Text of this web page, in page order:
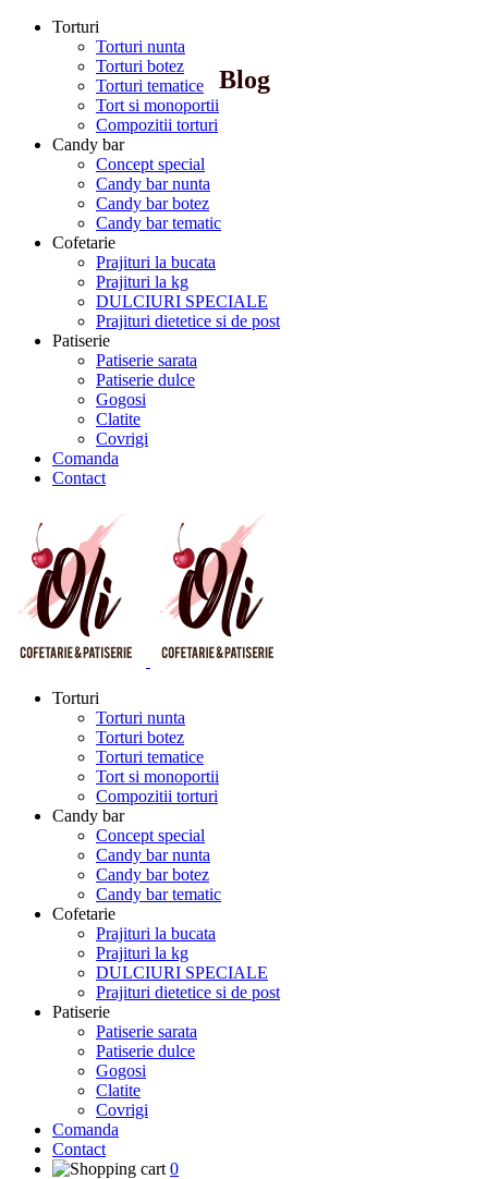
Torturi
Torturi nunta
Torturi botez
Torturi tematice
Tort si monoportii
Compozitii torturi
Candy bar
Concept special
Candy bar nunta
Candy bar botez
Candy bar tematic
Cofetarie
Prajituri la bucata
Prajituri la kg
DULCIURI SPECIALE
Prajituri dietetice si de post
Patiserie
Patiserie sarata
Patiserie dulce
Gogosi
Clatite
Covrigi
Comanda
Contact
Torturi
Torturi nunta
Torturi botez
Torturi tematice
Tort si monoportii
Compozitii torturi
Candy bar
Concept special
Candy bar nunta
Candy bar botez
Candy bar tematic
Cofetarie
Prajituri la bucata
Prajituri la kg
DULCIURI SPECIALE
Prajituri dietetice si de post
Patiserie
Patiserie sarata
Patiserie dulce
Gogosi
Clatite
Covrigi
Comanda
Contact
0
Blog